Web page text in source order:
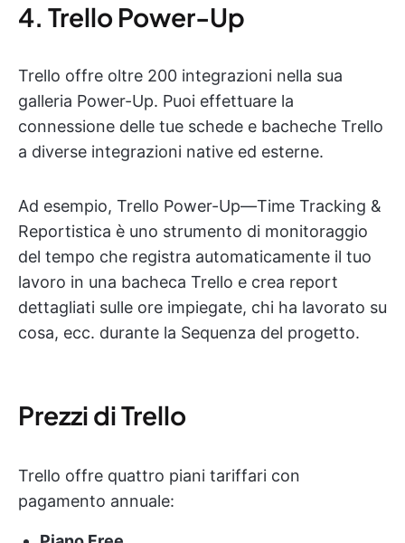
4. Trello Power-Up
Trello offre oltre 200 integrazioni nella sua
galleria Power-Up. Puoi effettuare la
connessione delle tue schede e bacheche Trello
a diverse integrazioni native ed esterne.
Ad esempio, Trello Power-Up—Time Tracking &
Reportistica è uno strumento di monitoraggio
del tempo che registra automaticamente il tuo
lavoro in una bacheca Trello e crea report
dettagliati sulle ore impiegate, chi ha lavorato su
cosa, ecc. durante la Sequenza del progetto.
Prezzi di Trello
Trello offre quattro piani tariffari con
pagamento annuale: